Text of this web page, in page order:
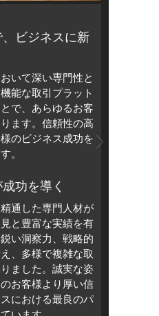
ビジネスに新
いて深い専門性と
能な取引プラット
で、あらゆるお客
ます。信頼性の高
のビジネス成功を
。
功を導く
通した専門人材が
と豊富な実績を有
い洞察力、戦略的
、多様で複雑な取
ました。誠実な姿
お客様より厚い信
における最良のパ